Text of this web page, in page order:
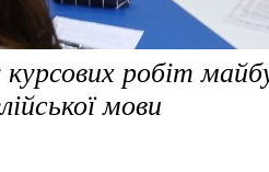
робіт
мови